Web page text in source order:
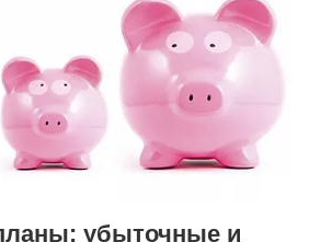
убыточные и